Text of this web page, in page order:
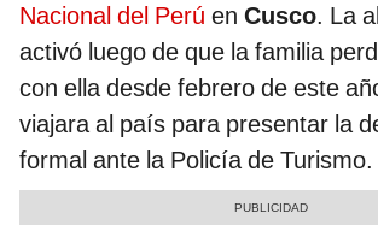
Nacional del Perú en Cusco. La
activó luego de que la familia
con ella desde febrero de este
viajara al país para presentar la
formal ante la Policía de Turismo.